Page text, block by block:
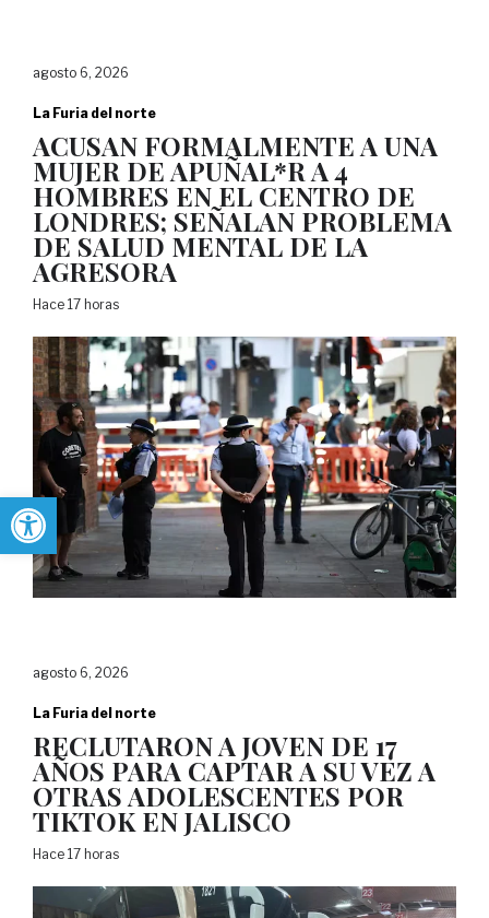
Abrir barra de herramientas
agosto 6, 2026
La Furia del norte
ACUSAN FORMALMENTE A UNA
MUJER DE APUÑAL*R A 4
HOMBRES EN EL CENTRO DE
LONDRES; SEÑALAN PROBLEMA
DE SALUD MENTAL DE LA
AGRESORA
Hace 17 horas
agosto 6, 2026
La Furia del norte
RECLUTARON A JOVEN DE 17
AÑOS PARA CAPTAR A SU VEZ A
OTRAS ADOLESCENTES POR
TIKTOK EN JALISCO
Hace 17 horas